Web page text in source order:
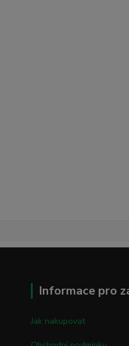
Informace pro
Jak nakupovat